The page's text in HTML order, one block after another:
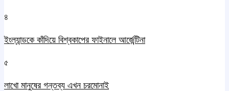
৪
ইংল্যান্ডকে কাঁদিয়ে বিশ্বকাপের ফাইনালে আর্জেন্টিনা
৫
লাখো মানুষের গন্তব্য এখন চরমোনাই